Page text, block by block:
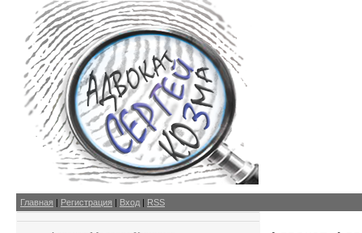
Главная | Регистрация | Вход | RSS